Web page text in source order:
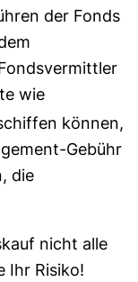
der Fonds
wie
können,
Gebühr
die
nicht alle
Ihr Risiko!